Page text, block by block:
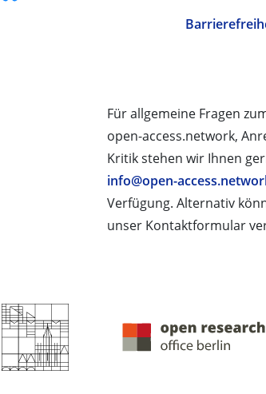
Für allgemeine Fragen
open-access.network,
Kritik stehen wir Ihnen
info@open-
Verfügung. Alternativ
unser Kontaktformular